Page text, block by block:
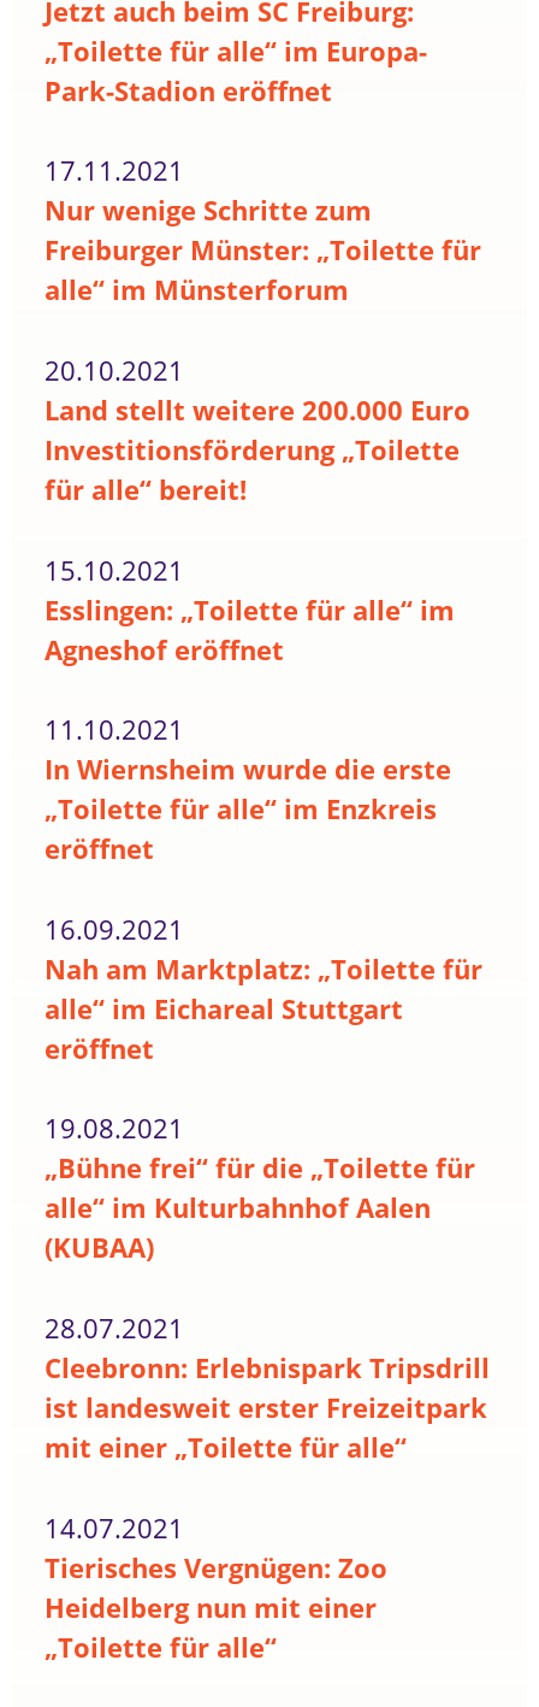
Jetzt auch beim SC Freiburg:
„Toilette für alle“ im Europa-
Park-Stadion eröffnet
17.11.2021
Nur wenige Schritte zum
Freiburger Münster: „Toilette für
alle“ im Münsterforum
20.10.2021
Land stellt weitere 200.000 Euro
Investitionsförderung „Toilette
für alle“ bereit!
15.10.2021
Esslingen: „Toilette für alle“ im
Agneshof eröffnet
11.10.2021
In Wiernsheim wurde die erste
„Toilette für alle“ im Enzkreis
eröffnet
16.09.2021
Nah am Marktplatz: „Toilette für
alle“ im Eichareal Stuttgart
eröffnet
19.08.2021
„Bühne frei“ für die „Toilette für
alle“ im Kulturbahnhof Aalen
(KUBAA)
28.07.2021
Cleebronn: Erlebnispark Tripsdrill
ist landesweit erster Freizeitpark
mit einer „Toilette für alle“
14.07.2021
Tierisches Vergnügen: Zoo
Heidelberg nun mit einer
„Toilette für alle“